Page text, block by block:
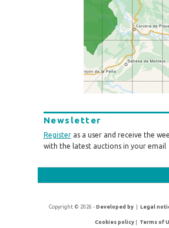
Newsletter
Registeras a user and receive the
with the latest auctions in your email
Copyright © 2026 -Developed by |Legal
Cookies policy| Terms of